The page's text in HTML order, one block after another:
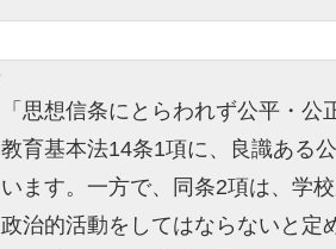
「思想信条にとらわれず公平・
教育基本法14条1項に、良識ある
います。一方で、同条2項は、学
政治的活動をしてはならないと